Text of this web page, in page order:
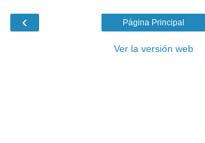
‹ Página Principal
Ver la versión web